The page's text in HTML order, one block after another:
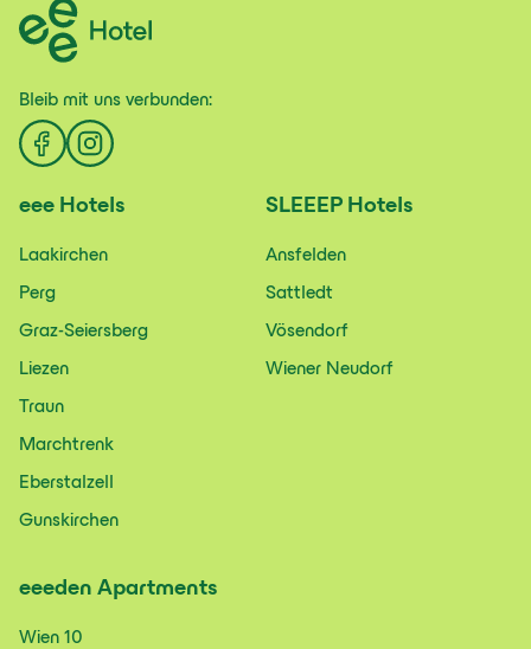
Bleib mit uns verbunden:
eee Hotels
Laakirchen
Perg
Graz-Seiersberg
Liezen
Traun
Marchtrenk
Eberstalzell
Gunskirchen
SLEEEP Hotels
Ansfelden
Sattledt
Vösendorf
Wiener Neudorf
eeeden Apartments
Wien 10